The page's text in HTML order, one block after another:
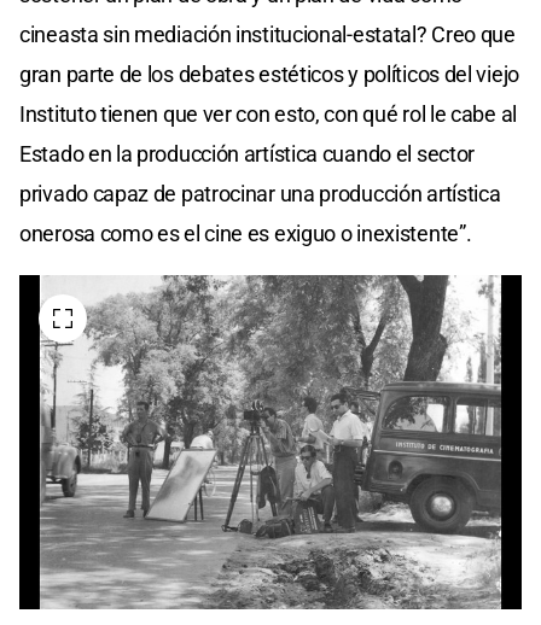
cineasta sin mediación institucional-estatal? Creo que
gran parte de los debates estéticos y políticos del viejo
Instituto tienen que ver con esto, con qué rol le cabe al
Estado en la producción artística cuando el sector
privado capaz de patrocinar una producción artística
onerosa como es el cine es exiguo o inexistente”.